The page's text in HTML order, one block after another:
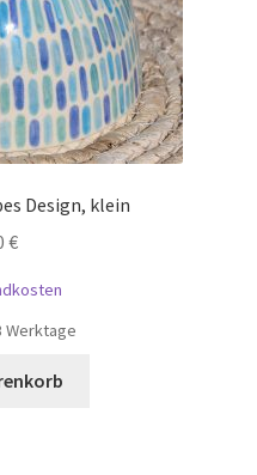
Design, klein
€
Werktage